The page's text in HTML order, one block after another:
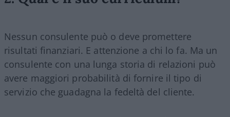
Nessun consulente può o deve promettere
risultati finanziari. E attenzione a chi lo fa. Ma un
consulente con una lunga storia di relazioni può
avere maggiori probabilità di fornire il tipo di
servizio che guadagna la fedeltà del cliente.